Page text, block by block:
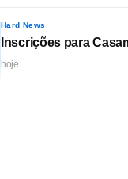
Hard News
Inscrições para
hoje